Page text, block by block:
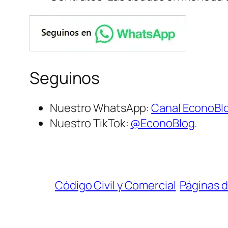
Seguinos
Nuestro WhatsApp:Canal
Nuestro TikTok: @EconoBlog.
Código Civil y Comercial Páginas